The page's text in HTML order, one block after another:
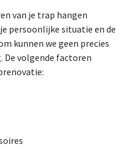
van je trap hangen
persoonlijke situatie en de
kunnen we geen precies
De volgende factoren